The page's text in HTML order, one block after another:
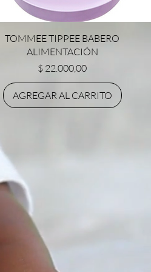
Vista rápida
TOMMEE TIPPEE BABERO
ALIMENTACIÓN
Precio
$ 22.000,00
AGREGAR AL CARRITO